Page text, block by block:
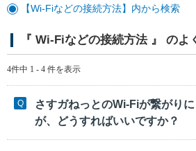
【Wi‐Fiなどの接続方法】内から検索
『 Wi‐Fiなどの接続方法 』 の
4件中 1 - 4 件を表示
さすガねっとのWi-Fiが繋がり
が、どうすればいいですか？